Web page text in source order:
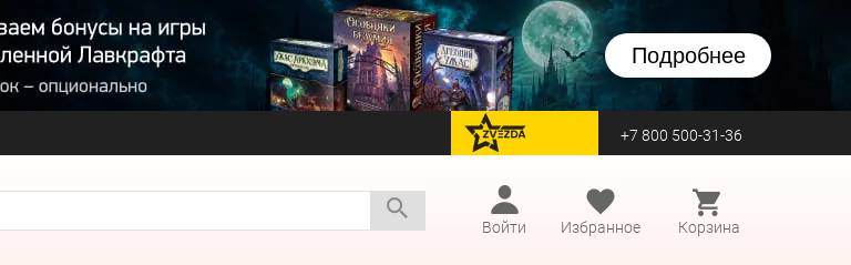
Подробнее
перейти на Zvezda +7 800 500-31-36
Войти
Избранное Корзина